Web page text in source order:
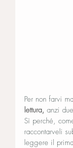
Per non farvi
lettura, anzi
Sì perché,
raccontarveli
leggere il